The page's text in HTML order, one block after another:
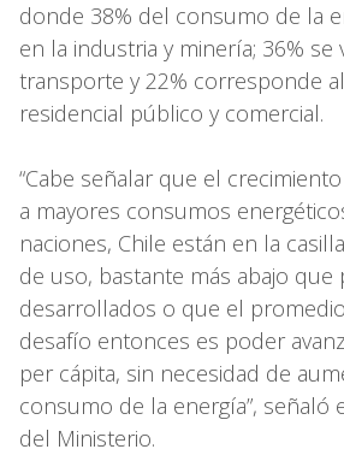
donde 38% del consumo de la
en la industria y minería; 36% se
transporte y 22% corresponde
residencial público y comercial.
“Cabe señalar que el
a mayores consumos
naciones, Chile están en la
de uso, bastante más abajo que
desarrollados o que el promedio
desafío entonces es poder
per cápita, sin necesidad de
consumo de la energía”, señaló
del Ministerio.